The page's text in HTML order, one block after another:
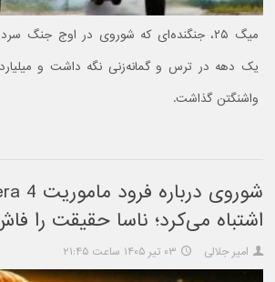
میگ ۲۵، جنگنده‌ای که شوروی در اوج جنگ
یک دهه در ترس و گمانه‌زنی نگه داشت و
واشنگتن گذاشت.
اشتباه می‌کرد؛ ناسا حقیقت را
امیر جلالی ۰۳ تیر ۱۴۰۵ ساعت ۲۱:۴۵